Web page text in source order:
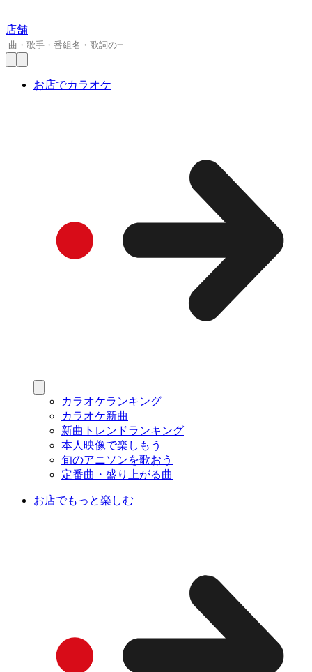
店舗
お店でカラオケ
カラオケランキング
カラオケ新曲
新曲トレンドランキング
本人映像で楽しもう
旬のアニソンを歌おう
定番曲・盛り上がる曲
お店でもっと楽しむ